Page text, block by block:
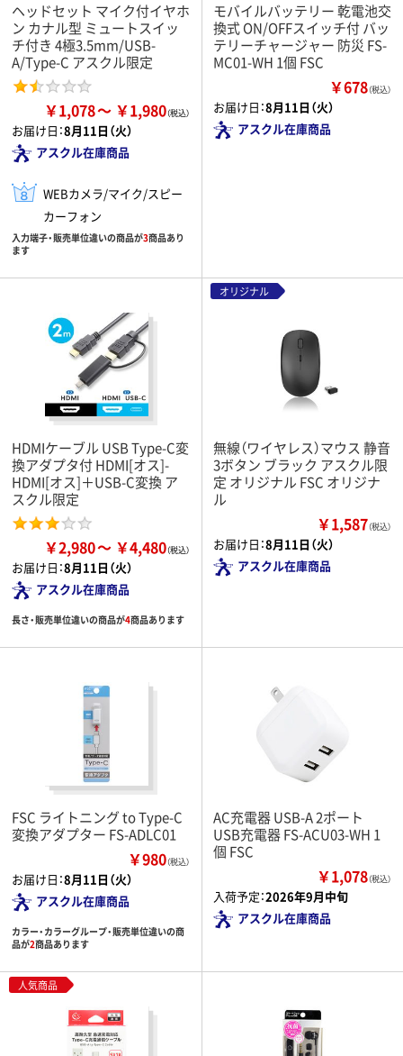
ヘッドセット マイク付イヤホ
ン カナル型 ミュートスイッ
チ付き 4極3.5mm/USB-
A/Type-C アスクル限定
￥1,078 ￥1,980
お届け日：8月11日（火）
アスクル在庫商品
WEBカメラ/マイク/スピー
カーフォン
入力端子・販売単位違いの商品が3商品あり
ます
モバイルバッテリー 乾電池交
換式 ON/OFFスイッチ付 バッ
テリーチャージャー 防災 FS-
MC01-WH 1個 FSC
￥678（税込）
お届け日：8月11日（火）
アスクル在庫商品
HDMIケーブル USB Type-C変
換アダプタ付 HDMI[オス]-
HDMI[オス]＋USB-C変換 ア
スクル限定
￥2,980 ￥4,480
お届け日：8月11日（火）
アスクル在庫商品
長さ・販売単位違いの商品が4商品あります
オリジナル
無線（ワイヤレス）マウス 静音
3ボタン ブラック アスクル限
定 オリジナル FSC オリジナ
ル
￥1,587（税込）
お届け日：8月11日（火）
アスクル在庫商品
FSC ライトニング to Type-C
変換アダプター FS-ADLC01
￥980（税込）
お届け日：8月11日（火）
アスクル在庫商品
カラー・カラーグループ・販売単位違いの商
品が2商品あります
AC充電器 USB-A 2ポート
USB充電器 FS-ACU03-WH 1
個 FSC
￥1,078（税込）
入荷予定：2026年9月中旬
アスクル在庫商品
人気商品